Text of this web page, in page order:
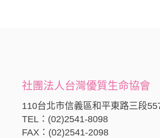
社團法人台灣優質生命協會
110台北市信義區和平東路三段
TEL：(02)2541-8098
FAX：(02)2541-2098